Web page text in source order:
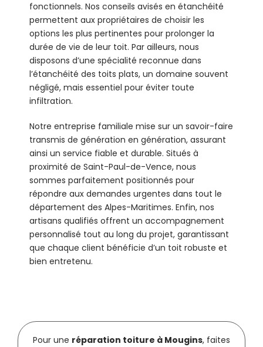
fonctionnels. Nos conseils avisés en étanchéité
permettent aux propriétaires de choisir les
options les plus pertinentes pour prolonger la
durée de vie de leur toit. Par ailleurs, nous
disposons d’une spécialité reconnue dans
l’étanchéité des toits plats, un domaine souvent
négligé, mais essentiel pour éviter toute
infiltration.
Notre entreprise familiale mise sur un savoir-faire
transmis de génération en génération, assurant
ainsi un service fiable et durable. Situés à
proximité de Saint-Paul-de-Vence, nous
sommes parfaitement positionnés pour
répondre aux demandes urgentes dans tout le
département des Alpes-Maritimes. Enfin, nos
artisans qualifiés offrent un accompagnement
personnalisé tout au long du projet, garantissant
que chaque client bénéficie d’un toit robuste et
bien entretenu.
Pour une réparation toiture à Mougins, faites